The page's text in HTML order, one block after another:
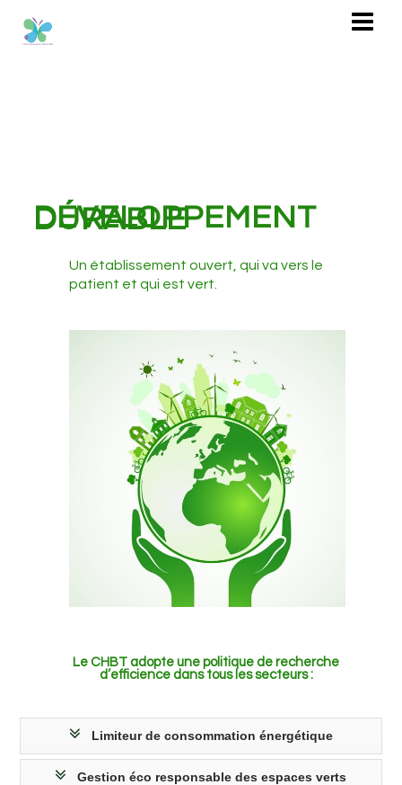
DÉVELOPPEMENT DURABLE
Un établissement ouvert, qui va vers le
patient et qui est vert.
Le CHBT adopte une politique de recherche
d’efficience dans tous les secteurs :
Limiteur de consommation énergétique
Gestion éco responsable des espaces verts